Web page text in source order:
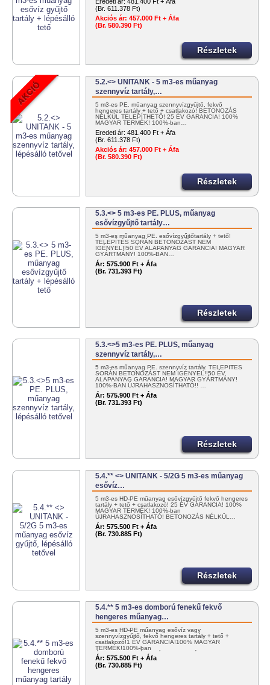
(Br. 611.378 Ft)
Akciós ár: 457.000 Ft + Áfa
(Br. 580.390 Ft)
Részletek
5.2.<> UNITANK - 5 m3-es műanyag
szennyvíz tartály,…
5 m3-es PE. műanyag szennyvízgyűjtő, fekvő
hengeres tartály + tető + csatlakozó! BETONOZÁS
NÉLKÜL TELEPÍTHETŐ! 25 ÉV GARANCIA! 100%
MAGYAR TERMÉK! 100%-ban…
Eredeti ár: 481.400 Ft + Áfa
(Br. 611.378 Ft)
Akciós ár: 457.000 Ft + Áfa
(Br. 580.390 Ft)
Részletek
5.3.<> 5 m3-es PE. PLUS, műanyag
esővízgyűjtő tartály…
5 m3-es műanyag PE. esővízgyűjtőtartály + tető!
TELEPÍTÉS SORÁN BETONOZÁST NEM
IGÉNYEL!!50 ÉV ALAPANYAG GARANCIA! MAGYAR
GYÁRTMÁNY! 100%-BAN…
Ár: 575.900 Ft + Áfa
(Br. 731.393 Ft)
Részletek
5.3.<>5 m3-es PE. PLUS, műanyag
szennyvíz tartály,…
5 m3-es műanyag PE. szennyvíz tartály. TELEPÍTÉS
SORÁN BETONOZÁST NEM IGÉNYEL!!50 ÉV
ALAPANYAG GARANCIA! MAGYAR GYÁRTMÁNY!
100%-BAN ÚJRAHASZNOSÍTHATÓ!! …
Ár: 575.900 Ft + Áfa
(Br. 731.393 Ft)
Részletek
5.4.** <> UNITANK - 5/2G 5 m3-es műanyag
esővíz…
5 m3-es HD-PE műanyag esővízgyűjtő fekvő hengeres
tartály + tető + csatlakozó! 25 ÉV GARANCIA! 100%
MAGYAR TERMÉK! 100%-ban
ÚJRAHASZNOSÍTHATÓ! BETONOZÁS NÉLKÜL…
Ár: 575.500 Ft + Áfa
(Br. 730.885 Ft)
Részletek
5.4.** 5 m3-es domború fenekű fekvő
hengeres műanyag…
5 m3-es HD-PE műanyag esővíz vagy
szennyvízgyűjtő, fekvő hengeres tartály + tető +
csatlakozó!1 ÉV GARANCIA!100% MAGYAR
TERMÉK!100%-ban
ÚJRAHASZNOSÍTHATÓ!BETONOZÁS…
Ár: 575.500 Ft + Áfa
(Br. 730.885 Ft)